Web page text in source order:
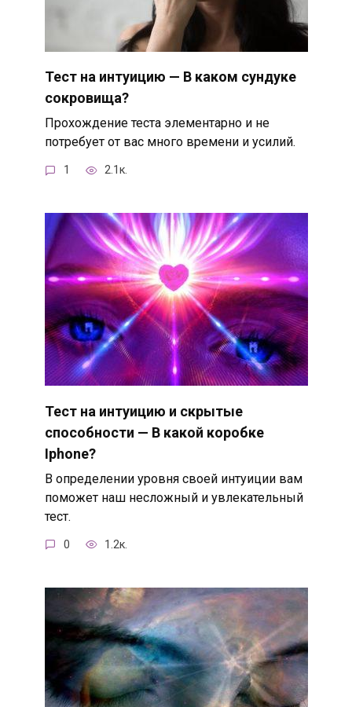
Тест на интуицию — В каком сундуке
сокровища?
Прохождение теста элементарно и не
потребует от вас много времени и усилий.
1 2.1к.
Тест на интуицию и скрытые
способности — В какой коробке
Iphone?
В определении уровня своей интуиции вам
поможет наш несложный и увлекательный
тест.
0 1.2к.